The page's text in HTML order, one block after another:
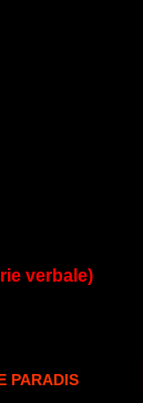
verbale)
PARADIS